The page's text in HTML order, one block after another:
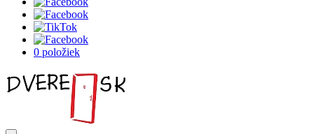
0 položiek